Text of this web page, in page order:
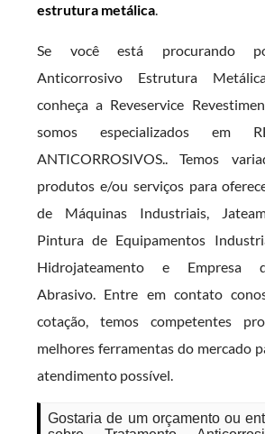
estrutura metálica.
Se você está procurando
Anticorrosivo Estrutura
conheça a Reveservice
somos especializados em
ANTICORROSIVOS.. Temos
produtos e/ou serviços para
de Máquinas Industriais,
Pintura de Equipamentos
Hidrojateamento e Empresa
Abrasivo. Entre em contato
cotação, temos competentes
melhores ferramentas do mercado
atendimento possível.
Gostaria de um orçamento ou